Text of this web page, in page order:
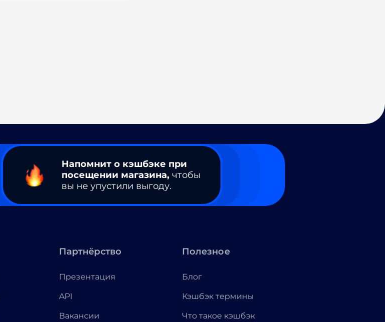
Напомнит о кэшбэке при
посещении магазина, чтобы
вы не упустили выгоду.
Партнёрство
Презентация
API
Вакансии
Полезное
Блог
Кэшбэк термины
Что такое кэшбэк